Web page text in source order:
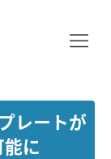
レートが
に